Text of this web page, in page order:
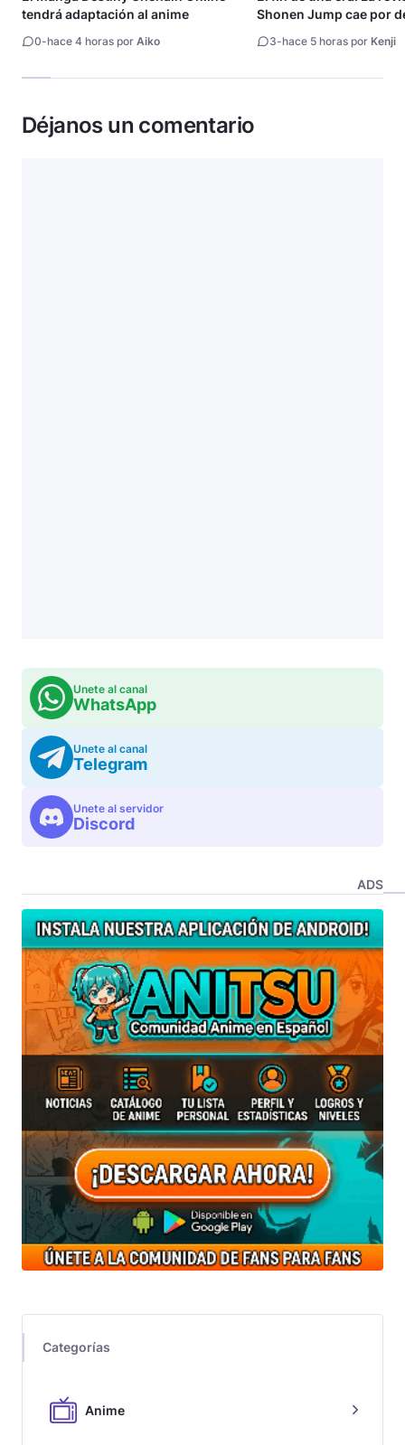
tendrá adaptación al anime
0-hace 4 horas por Aiko
Shonen Jump cae por
3-hace 5 horas por Kenji
Déjanos un comentario
Unete al canal
WhatsApp
Unete al canal
Telegram
Unete al servidor
Discord
ADS
Categorías
Anime